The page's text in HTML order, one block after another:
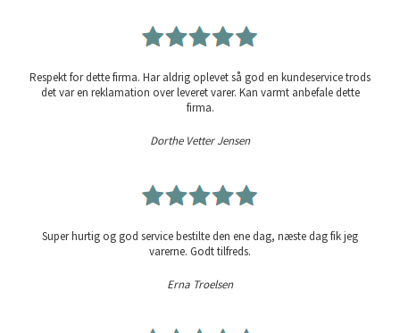
Respekt for dette firma. Har aldrig oplevet så god en kundeservice trods
det var en reklamation over leveret varer. Kan varmt anbefale dette
firma.
Dorthe Vetter Jensen
Super hurtig og god service bestilte den ene dag, næste dag fik jeg
varerne. Godt tilfreds.
Erna Troelsen